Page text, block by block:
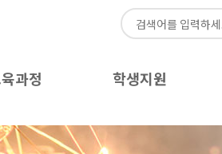
과정 학생지원